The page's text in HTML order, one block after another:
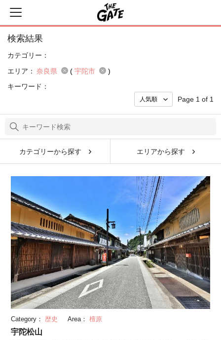
検索結果
カテゴリー：
エリア： 奈良県 ( 宇陀市
)
キーワード：
Page 1 of 1
カテゴリーから探す エリアから探す
Category： 歴史 Area： 檀原
宇陀松山